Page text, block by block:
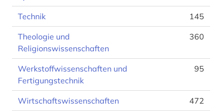
Technik 145
Theologie und
Religionswissenschaften
360
Werkstoffwissenschaften und
Fertigungstechnik
95
Wirtschaftswissenschaften 472